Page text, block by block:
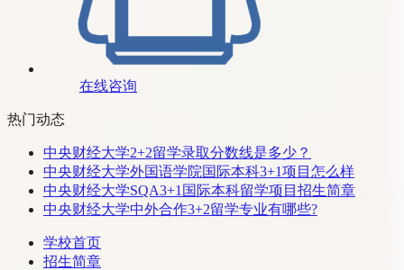
在线咨询
热门动态
中央财经大学2+2留学录取分数线是多少？
中央财经大学外国语学院国际本科3+1项目怎么样
中央财经大学SQA3+1国际本科留学项目招生简章
中央财经大学中外合作3+2留学专业有哪些?
学校首页
招生简章